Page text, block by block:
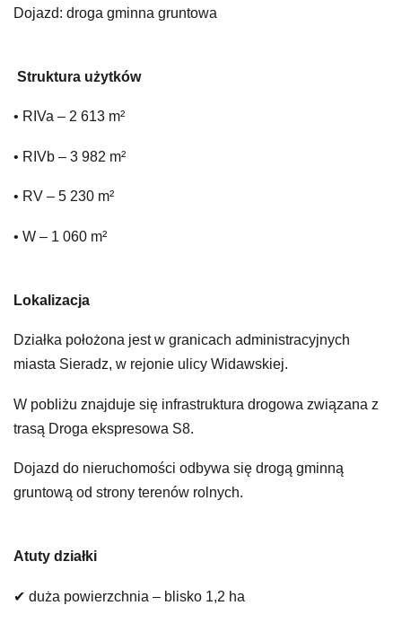
Dojazd: droga gminna gruntowa
Struktura użytków
• RIVa – 2 613 m²
• RIVb – 3 982 m²
• RV – 5 230 m²
• W – 1 060 m²
Lokalizacja
Działka położona jest w granicach administracyjnych
miasta Sieradz, w rejonie ulicy Widawskiej.
W pobliżu znajduje się infrastruktura drogowa związana z
trasą Droga ekspresowa S8.
Dojazd do nieruchomości odbywa się drogą gminną
gruntową od strony terenów rolnych.
Atuty działki
✔ duża powierzchnia – blisko 1,2 ha